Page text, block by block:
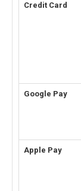
Credit Card
Google Pay
Apple Pay